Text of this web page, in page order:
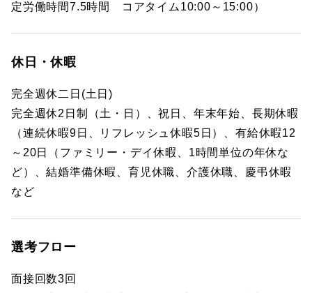
定労働時間7.5時間 コアタイム10:00～15:00）
休日・休暇
完全週休二日(土日)
完全週休2日制（土・日）、祝日、年末年始、長期休暇
（連続休暇9日、リフレッシュ休暇5日）、有給休暇12
～20日（ファミリー・デイ休暇、1時間単位の年休な
ど）、結婚準備休暇、育児休職、介護休職、慶弔休暇
など
選考フロー
面接回数3回